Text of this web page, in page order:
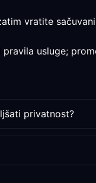
vratite
usluge;
privatnost?